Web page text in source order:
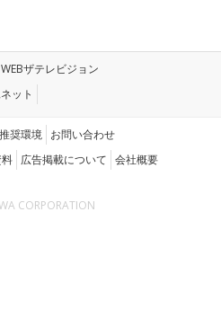
WEBザテレビジョン
ット
推奨環境 お問い合わせ
広告掲載について 会社概要
CORPORATION